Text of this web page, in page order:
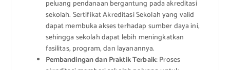
peluang pendanaan bergantung pada akreditasi
sekolah. Sertifikat Akreditasi Sekolah yang valid
dapat membuka akses terhadap sumber daya ini,
sehingga sekolah dapat lebih meningkatkan
fasilitas, program, dan layanannya.
Pembandingan dan Praktik Terbaik:Proses